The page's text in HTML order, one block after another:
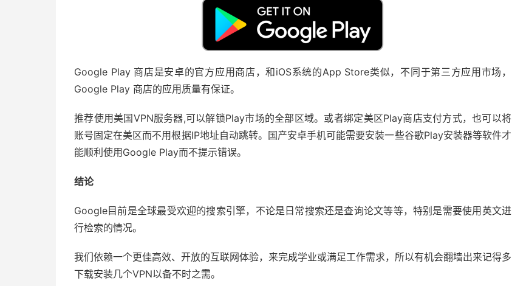
Google Play 商店是安卓的官方应用商店，和iOS系统的App Store类似，不同于第三方应用市场，
Google Play 商店的应用质量有保证。
推荐使用美国VPN服务器,可以解锁Play市场的全部区域。或者绑定美区Play商店支付方式，也可以将
账号固定在美区而不用根据IP地址自动跳转。国产安卓手机可能需要安装一些谷歌Play安装器等软件才
能顺利使用Google Play而不提示错误。
结论
Google目前是全球最受欢迎的搜索引擎，不论是日常搜索还是查询论文等等，特别是需要使用英文进
行检索的情况。
我们依赖一个更佳高效、开放的互联网体验，来完成学业或满足工作需求，所以有机会翻墙出来记得多
下载安装几个VPN以备不时之需。